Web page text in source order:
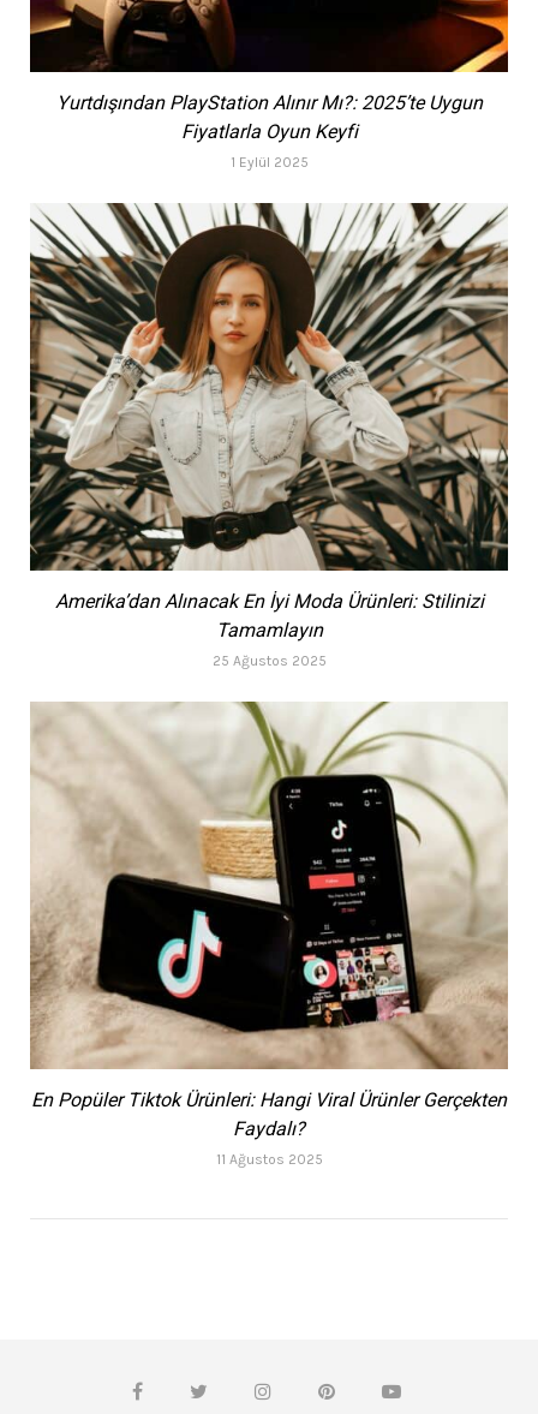
Yurtdışından PlayStation Alınır Mı?: 2025’te Uygun
Fiyatlarla Oyun Keyfi
1 Eylül 2025
Amerika’dan Alınacak En İyi Moda Ürünleri: Stilinizi
Tamamlayın
25 Ağustos 2025
En Popüler Tiktok Ürünleri: Hangi Viral Ürünler Gerçekten
Faydalı?
11 Ağustos 2025